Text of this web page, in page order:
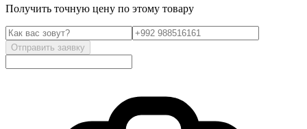
Получить точную цену по этому товару
Отправить заявку